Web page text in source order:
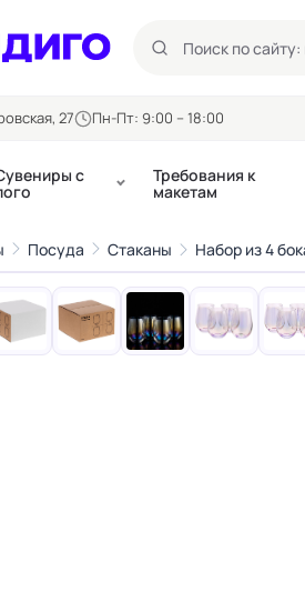
27 Пн-Пт: 9:00 – 18:00
Билеты, купоны
Буклеты
с Требования к
макетам
Посуда Стаканы Набор из 4